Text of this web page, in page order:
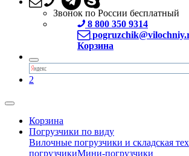
Звонок по России бесплатный
8 800 350 9314
Корзина
2
Корзина
Погрузчики по виду
Вилочные погрузчики и складская
погрузчикиМини-погрузчики